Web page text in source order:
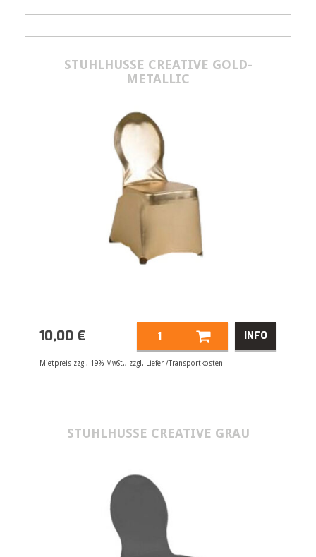
Artikelnummer 21554
STUHLHUSSE CREATIVE GOLD-
METALLIC
Artikelnummer 21559
10,00 € INFO
Mietpreis zzgl. 19% MwSt., zzgl. Liefer-/Transportkosten
STUHLHUSSE CREATIVE GRAU